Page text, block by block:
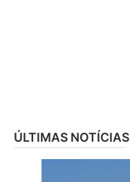
ÚLTIMAS NOTÍCIAS